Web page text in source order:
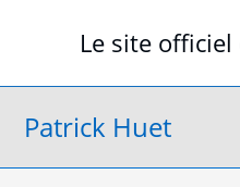
Le site
Patrick Huet